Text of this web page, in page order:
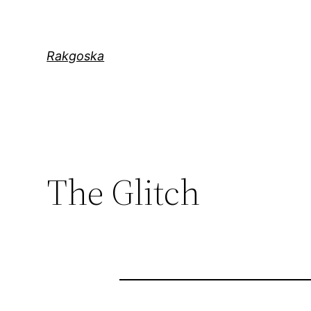
Rakgoska
The Glitch